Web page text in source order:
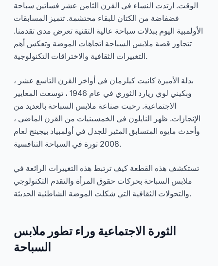
2025-01 دايو
استشر الآن
الوقت. ارتدت النساء في القرن الثامن عشر فساتين سباحة
فضفاضة من الكتان للبقاء محتشمة. تتميز المسابقات
الأولمبية اليوم ببذلات سباحة عالية التقنية تعرض مدى تقدمنا.
تتجاوز قصة ملابس السباحة اتجاهات الموضة وتعكس أهم
التغييرات الثقافية والاختراقات التكنولوجية.
بدلة الأميرة كانيت كيلرمان في أواخر القرن التاسع عشر ،
وبكيني لوي ريارد الثوري في عام 1946 ، توسعت المعايير
الاجتماعية. رحبت صناعة ملابس السباحة بالعديد من
الإنجازات. ظهر النايلون في الخمسينيات من القرن الماضي ،
وأحدث مايوه المتسابق المثير للجدل في أولمبياد بيجينج لعام
2008 ثورة في السباحة التنافسية.
تستكشف هذه القطعة كيف ترتبط هذه التغييرات الرائعة في
ملابس السباحة بحركات حقوق المرأة والتقدم التكنولوجي
والتحولات الثقافية التي شكلت الموضة الشاطئية الحديثة.
الثورة الاجتماعية وراء تطور ملابس
السباحة